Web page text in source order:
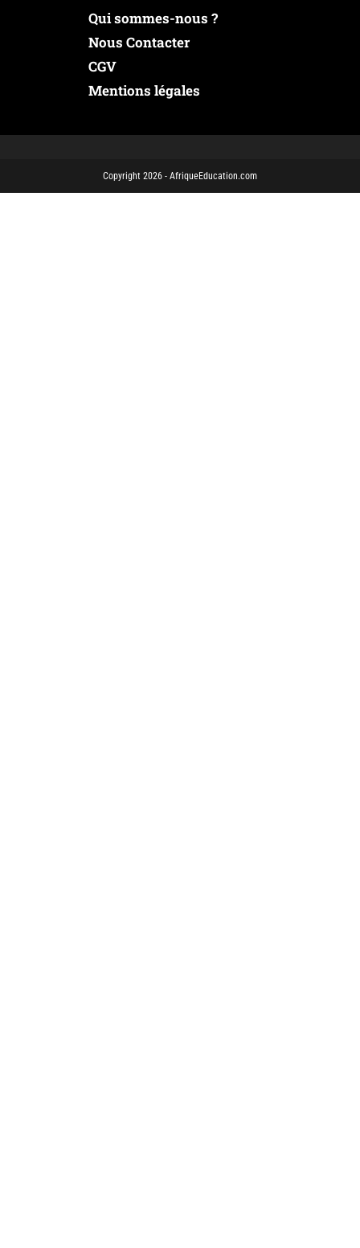
Qui sommes-nous ?
Nous Contacter
CGV
Mentions légales
Copyright 2026 - AfriqueEducation.com